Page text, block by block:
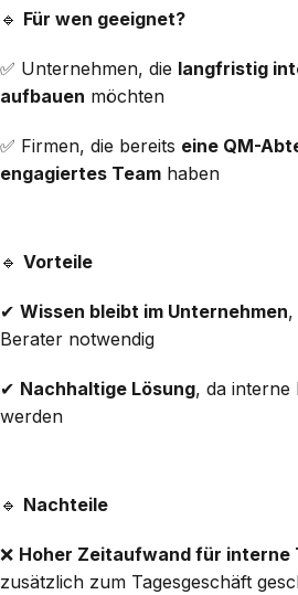
🔹 Für wen geeignet?
✅ Unternehmen, die langfristig
aufbauen möchten
✅ Firmen, die bereits eine QM-
engagiertes Team haben
🔹 Vorteile
✔ Wissen bleibt im Unternehmen,
Berater notwendig
✔ Nachhaltige Lösung, da interne
werden
🔹 Nachteile
❌ Hoher Zeitaufwand für interne
zusätzlich zum Tagesgeschäft